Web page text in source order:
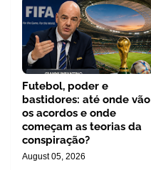
Futebol, poder e
bastidores: até onde vão
os acordos e onde
começam as teorias da
conspiração?
August 05, 2026